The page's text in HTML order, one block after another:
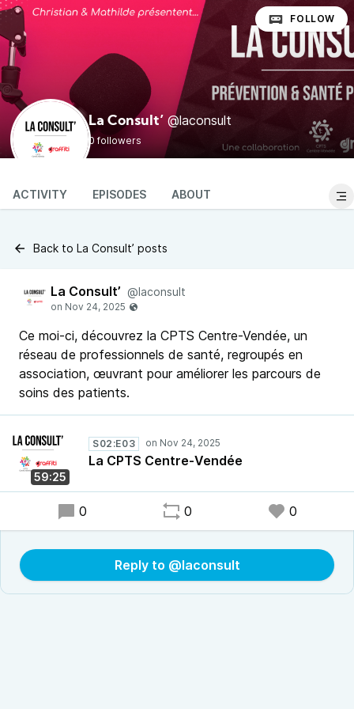
La Consult’ @laconsult
0 followers
FOLLOW
ACTIVITY EPISODES ABOUT
Back to La Consult’ posts
La Consult’ @laconsult
Ce moi-ci, découvrez la CPTS Centre-Vendée, un
réseau de professionnels de santé, regroupés en
association, œuvrant pour améliorer les parcours de
soins des patients.
59:25
S02:E03
La CPTS Centre-Vendée
0 0 0
Reply to @laconsult